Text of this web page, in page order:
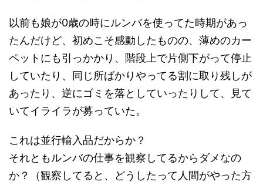
以前も娘が0歳の時にルンバを使ってた時期があっ
たんだけど、初めこそ感動したものの、薄めのカー
ペットにも引っかかり、階段上で片側下がって停止
していたり、同じ所ばかりやってる割に取り残しが
あったり、逆にゴミを落としていったりして、見て
いてイライラが募っていた。
これは並行輸入品だからか？
それともルンバの仕事を観察してるからダメなの
か？（観察してると、どうしたって人間がやった方